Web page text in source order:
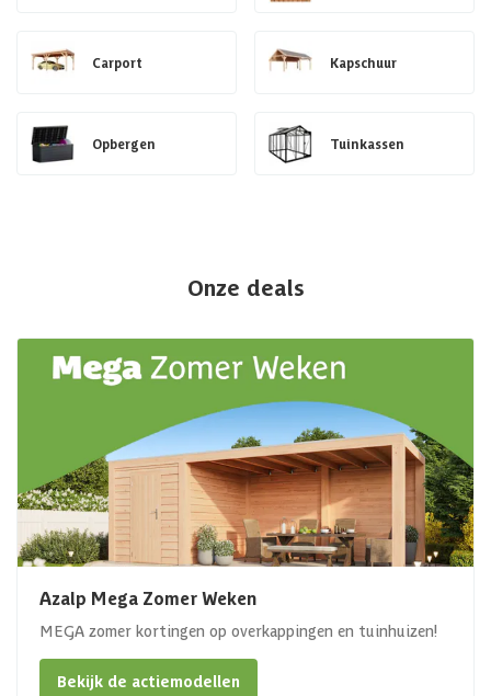
Carport Kapschuur
Opbergen Tuinkassen
Onze deals
Azalp Mega Zomer Weken
MEGA zomer kortingen op overkappingen en tuinhuizen!
Bekijk de actiemodellen